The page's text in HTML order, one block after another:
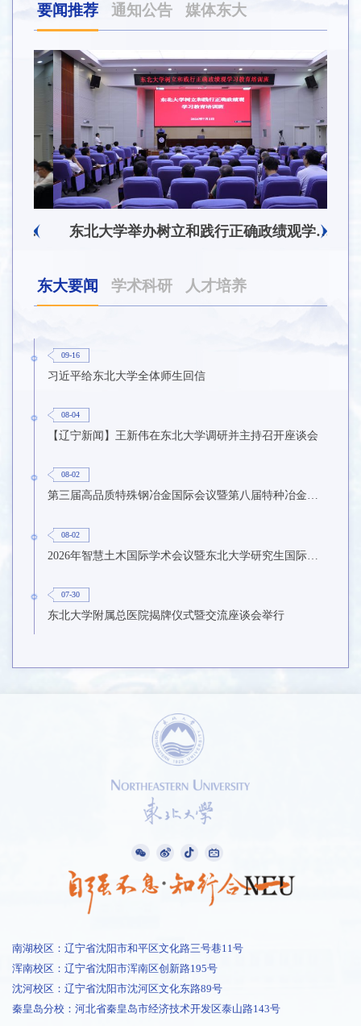
要闻推荐 通知公告 媒体东大
东北大学举办树立和践行正确政绩观学习教育培训班
东大要闻 学术科研 人才培养
09-16
习近平给东北大学全体师生回信
08-04
【辽宁新闻】王新伟在东北大学调研并主持召开座谈会
08-02
第三届高品质特殊钢冶金国际会议暨第八届特种冶金技术学术会议在东北大学召开
08-02
2026年智慧土木国际学术会议暨东北大学研究生国际暑期学校第九期在东北大学召开
07-30
东北大学附属总医院揭牌仪式暨交流座谈会举行
南湖校区：辽宁省沈阳市和平区文化路三号巷11号
浑南校区：辽宁省沈阳市浑南区创新路195号
沈河校区：辽宁省沈阳市沈河区文化东路89号
秦皇岛分校：河北省秦皇岛市经济技术开发区泰山路143号
1 / 13